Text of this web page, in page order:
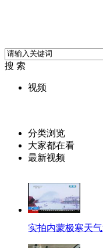
搜 索
视频
分类浏览
大家都在看
最新视频
实拍内蒙极寒天